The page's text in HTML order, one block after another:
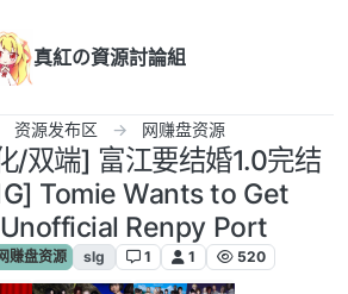
真紅の資源討論組
资源发布区 网赚盘资源
/双端] 富江要结婚1.0完结
Tomie Wants to Get
Renpy Port
赚盘资源 slg 1 1 520